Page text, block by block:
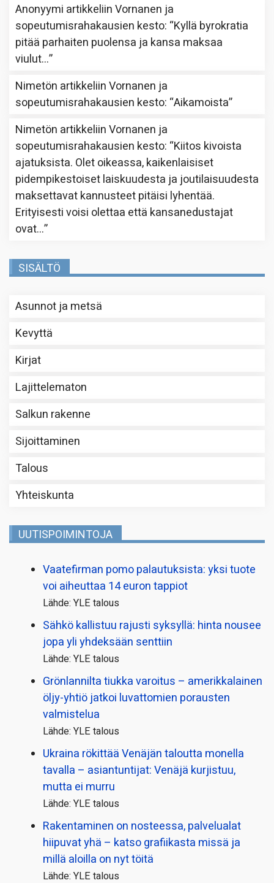
Anonyymi artikkeliinVornanen ja
sopeutumisrahakausien kesto: “Kyllä byrokratia
pitää parhaiten puolensa ja kansa maksaa
viulut…”
Nimetön artikkeliinVornanen ja
sopeutumisrahakausien kesto: “Aikamoista”
Nimetön artikkeliinVornanen ja
sopeutumisrahakausien kesto: “Kiitos kivoista
ajatuksista. Olet oikeassa, kaikenlaisiset
pidempikestoiset laiskuudesta ja joutilaisuudesta
maksettavat kannusteet pitäisi lyhentää.
Erityisesti voisi olettaa että kansanedustajat
ovat…”
SISÄLTÖ
Asunnot ja metsä
Kevyttä
Kirjat
Lajittelematon
Salkun rakenne
Sijoittaminen
Talous
Yhteiskunta
UUTISPOIMINTOJA
Vaatefirman pomo palautuksista: yksi tuote
voi aiheuttaa 14 euron tappiot
Lähde: YLE talous
Sähkö kallistuu rajusti syksyllä: hinta nousee
jopa yli yhdeksään senttiin
Lähde: YLE talous
Grönlannilta tiukka varoitus – amerikkalainen
öljy-yhtiö jatkoi luvattomien porausten
valmistelua
Lähde: YLE talous
Ukraina rökittää Venäjän taloutta monella
tavalla – asiantuntijat: Venäjä kurjistuu,
mutta ei murru
Lähde: YLE talous
Rakentaminen on nosteessa, palvelualat
hiipuvat yhä – katso grafiikasta missä ja
millä aloilla on nyt töitä
Lähde: YLE talous